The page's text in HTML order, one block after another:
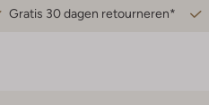
Gratis 30 dagen retourneren*